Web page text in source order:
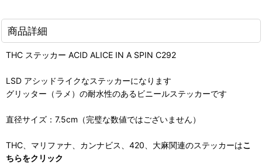
商品詳細
THC ステッカー ACID ALICE IN A SPIN C292
LSD アシッドライクなステッカーになります
グリッター（ラメ）の耐水性のあるビニールステッカーです
直径サイズ：7.5cm（完璧な数値ではございません）
THC、マリファナ、カンナビス、420、大麻関連のステッカーはこ
ちらをクリック